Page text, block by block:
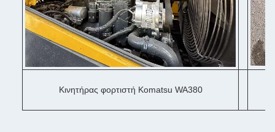
Κινητήρας φορτιστή Komatsu WA380